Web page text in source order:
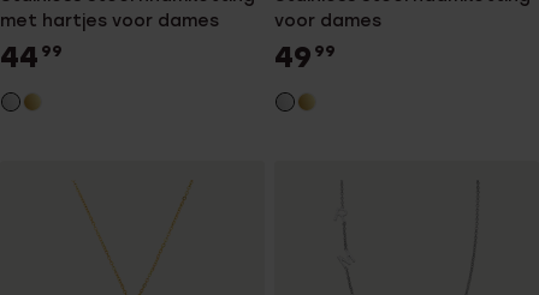
met hartjes voor dames
44 99
voor dames
49 99